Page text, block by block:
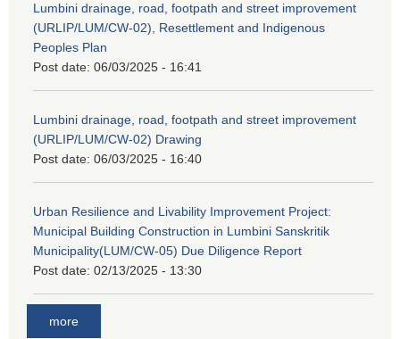
Lumbini drainage, road, footpath and street improvement
(URLIP/LUM/CW-02), Resettlement and Indigenous
Peoples Plan
Post date: 06/03/2025 - 16:41
Lumbini drainage, road, footpath and street improvement
(URLIP/LUM/CW-02) Drawing
Post date: 06/03/2025 - 16:40
Urban Resilience and Livability Improvement Project:
Municipal Building Construction in Lumbini Sanskritik
Municipality(LUM/CW-05) Due Diligence Report
Post date: 02/13/2025 - 13:30
more